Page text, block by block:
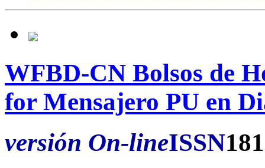
WFBD-CN Bolsos de
for Mensajero PU en
versión On-lineISSN